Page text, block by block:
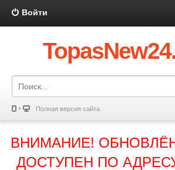
Войти
Полная версия сайта
ВНИМАНИЕ!
ДОСТУПЕН ПО